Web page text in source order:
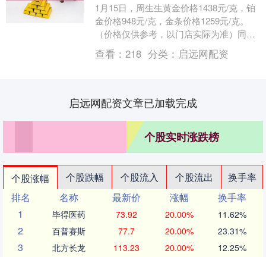
1月15日，周生生黄金价格1438元/克，铂
金价格948元/克，金条价格1259元/克。
（价格仅供参考，以门店实际为准）同日
上海黄金交易所现货黄金AU9999最....
查看： 218 分类： 启远网配资
启远网配资文章已加载完成
个股实时涨跌榜
个股涨幅 个股跌幅 个股流入 个股流出
换手率
排名
名称 最新价 涨幅
换手率
1
毕得医药 73.92 20.00% 11.62%
2 百普赛斯 77.7 20.00% 23.31%
3 北方长龙 113.23 20.00% 12.25%